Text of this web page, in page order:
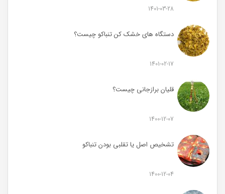
1401-03-28
دستگاه های خشک کن تنباکو چیست؟
1401-02-17
قلیان برازجانی چیست؟
1400-12-07
تشخیص اصل یا تقلبی بودن تنباکو
1400-12-04